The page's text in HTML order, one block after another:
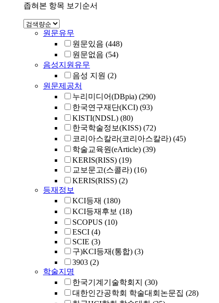
좁혀본 항목 보기순서
원문유무
원문있음 (448)
원문없음 (54)
음성지원유무
음성 지원 (2)
원문제공처
누리미디어(DBpia) (290)
한국연구재단(KCI) (93)
KISTI(NDSL) (80)
한국학술정보(KISS) (72)
코리아스칼라(코리아스칼라) (45)
학술교육원(eArticle) (39)
KERIS(RISS) (19)
교보문고(스콜라) (16)
KERIS(RISS) (2)
등재정보
KCI등재 (180)
KCI등재후보 (18)
SCOPUS (10)
ESCI (4)
SCIE (3)
구)KCI등재(통합) (3)
3903 (2)
학술지명
한국기계기술학회지 (30)
대한인간공학회 학술대회논문집 (28)